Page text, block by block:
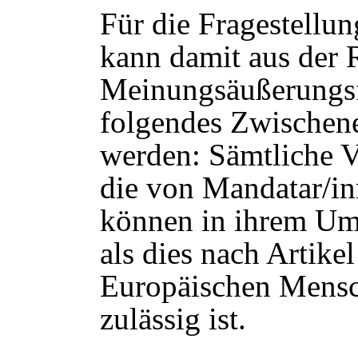
Für die
kann damit aus der
folgendes
werden: Sämtliche
die von Mandatar/
können in ihrem
als dies nach
Europäischen
zulässig ist.